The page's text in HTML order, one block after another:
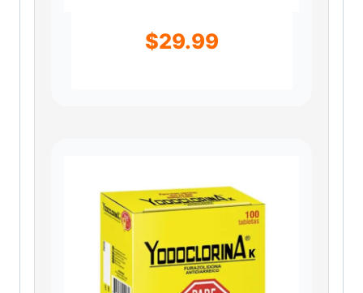
$29.99